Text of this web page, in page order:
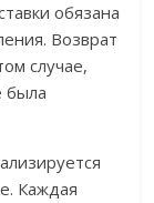
обязана
Возврат
случае,
была
Каждая